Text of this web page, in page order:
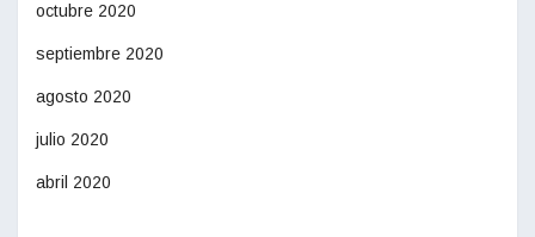
octubre 2020
septiembre 2020
agosto 2020
julio 2020
abril 2020